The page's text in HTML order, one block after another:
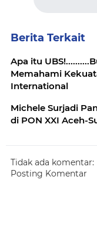
Berita Terkait
Apa itu
Memahami
International
Michele Surjadi
di PON XXI Aceh-
Tidak ada komentar:
Posting Komentar